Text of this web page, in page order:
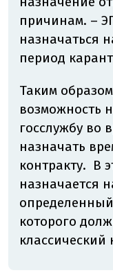
причинам. –
назначаться
период
Таким
возможность
госслужбу во
назначать
контракту. В
назначается
которого
классический